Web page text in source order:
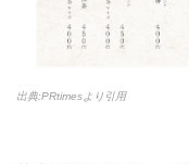
出典:PRtimesより引用